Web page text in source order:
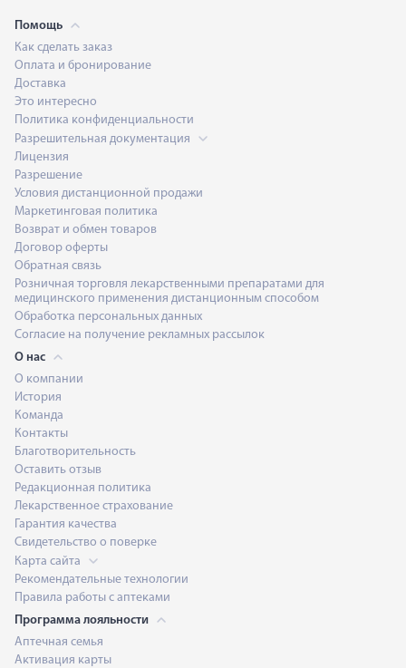
Помощь
Как сделать заказ
Оплата и бронирование
Доставка
Это интересно
Политика конфиденциальности
Разрешительная документация
Лицензия
Разрешение
Условия дистанционной продажи
Маркетинговая политика
Возврат и обмен товаров
Договор оферты
Обратная связь
Розничная торговля лекарственными препаратами для
медицинского применения дистанционным способом
Обработка персональных данных
Согласие на получение рекламных рассылок
О нас
О компании
История
Команда
Контакты
Благотворительность
Оставить отзыв
Редакционная политика
Лекарственное страхование
Гарантия качества
Свидетельство о поверке
Карта сайта
Рекомендательные технологии
Правила работы с аптеками
Программа лояльности
Аптечная семья
Активация карты